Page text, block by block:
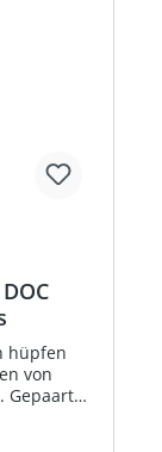
hüpfen
von
Gepaart
und